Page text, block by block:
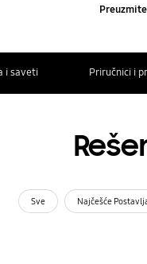
i saveti Priručnici i
Sve Najčešće